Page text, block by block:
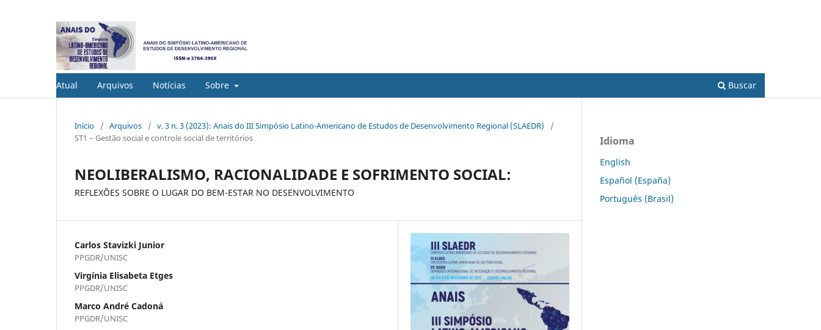
Atual Arquivos Notícias Sobre Buscar
Início / Arquivos / v. 3 n. 3 (2023): Anais do III Simpósio Latino-Americano de Estudos de Desenvolvimento Regional (SLAEDR)
/
ST1 – Gestão social e controle social de territórios
NEOLIBERALISMO, RACIONALIDADE E SOFRIMENTO SOCIAL:
REFLEXÕES SOBRE O LUGAR DO BEM-ESTAR NO DESENVOLVIMENTO
Carlos Stavizki Junior
PPGDR/UNISC
Virgínia Elisabeta Etges
PPGDR/UNISC
Marco André Cadoná
PPGDR/UNISC
Idioma
English
Español (España)
Português (Brasil)